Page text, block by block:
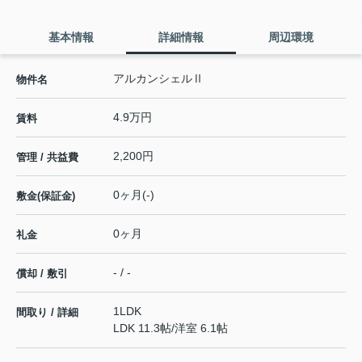
基本情報 詳細情報 周辺環境
物件名 アルカンシェルⅡ
賃料 4.9万円
管理 / 共益費 2,200円
敷金(保証金) 0ヶ月(-)
礼金 0ヶ月
償却 / 敷引 - / -
間取り / 詳細
1LDK
LDK 11.3帖/洋室 6.1帖